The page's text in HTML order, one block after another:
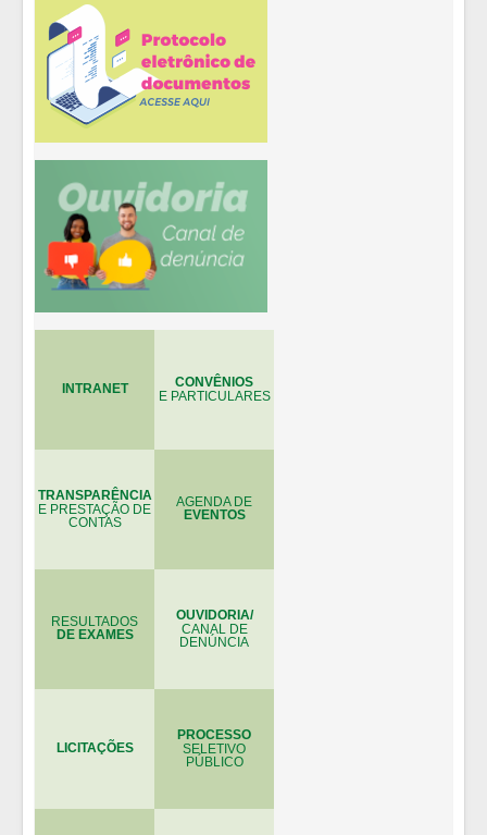
INTRANET CONVÊNIOS
E PARTICULARES
TRANSPARÊNCIA
E PRESTAÇÃO DE
CONTAS
AGENDA DE
EVENTOS
RESULTADOS
DE EXAMES
OUVIDORIA/
CANAL DE
DENÚNCIA
LICITAÇÕES
PROCESSO
SELETIVO
PÚBLICO